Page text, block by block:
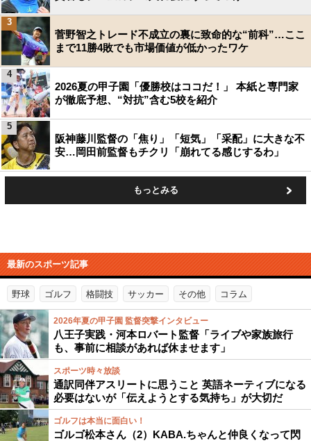
菅野智之トレード不成立の裏に致命的な“前科”…ここ
まで11勝4敗でも市場価値が低かったワケ
3
2026夏の甲子園「優勝校はココだ！」 本紙と専門家
が徹底予想、“対抗”含む5校を紹介
4
阪神藤川監督の「焦り」「短気」「采配」に大きな不
安…岡田前監督もチクリ「崩れてる感じするわ」
5
もっとみる
最新のスポーツ記事
野球 ゴルフ 格闘技 サッカー その他 コラム
2026年夏の甲子園 監督突撃インタビュー
八王子実践・河本ロバート監督「ライブや家族旅行
も、事前に相談があれば休ませます」
スポーツ時々放談
通訳同伴アスリートに思うこと 英語ネーティブになる
必要はないが「伝えようとする気持ち」が大切だ
ゴルフは本当に面白い！
ゴルゴ松本さん（2）KABA.ちゃんと仲良くなって閃